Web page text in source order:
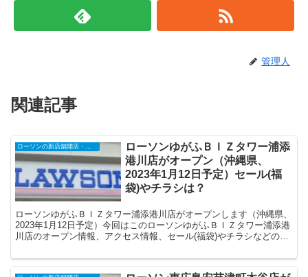
管理人
関連記事
ローソンの新店舗開店・オープンセール
ローソンゆがふＢＩＺタワー浦添
港川店がオープン（沖縄県、
2023年1月12日予定）セール(福
袋)やチラシは？
ローソンゆがふＢＩＺタワー浦添港川店がオープンします（沖縄県、
2023年1月12日予定）今回はこのローソンゆがふＢＩＺタワー浦添港
川店のオープン情報、アクセス情報、セール(福袋)やチラシなどの情